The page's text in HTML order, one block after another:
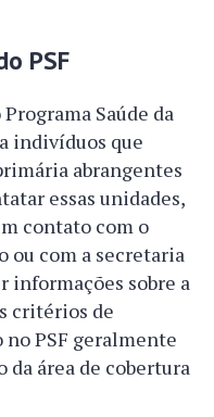
PSF
Saúde da
indivíduos que
abrangentes
essas unidades,
contato com o
ou com a secretaria
informações sobre a
critérios de
PSF geralmente
área de cobertura